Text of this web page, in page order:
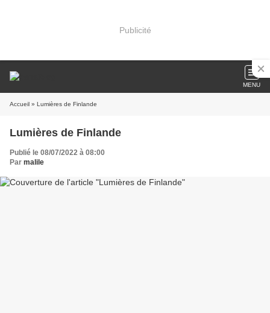
Publicité
MENU
Accueil » Lumières de Finlande
Lumières de Finlande
Publié le 08/07/2022 à 08:00
Par malile